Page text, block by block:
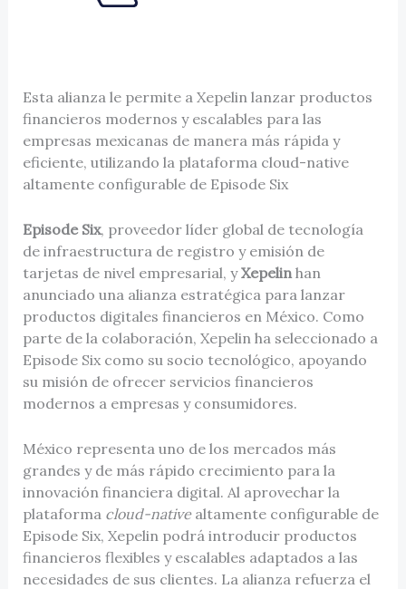
Esta alianza le permite a Xepelin lanzar productos
financieros modernos y escalables para las
empresas mexicanas de manera más rápida y
eficiente, utilizando la plataforma cloud-native
altamente configurable de Episode Six
Episode Six, proveedor líder global de tecnología
de infraestructura de registro y emisión de
tarjetas de nivel empresarial, yXepelin han
anunciado una alianza estratégica para lanzar
productos digitales financieros en México. Como
parte de la colaboración, Xepelin ha seleccionado a
Episode Six como su socio tecnológico, apoyando
su misión de ofrecer servicios financieros
modernos a empresas y consumidores.
México representa uno de los mercados más
grandes y de más rápido crecimiento para la
innovación financiera digital. Al aprovechar la
plataforma cloud-nativealtamente configurable de
Episode Six, Xepelin podrá introducir productos
financieros flexibles y escalables adaptados a las
necesidades de sus clientes. La alianza refuerza el